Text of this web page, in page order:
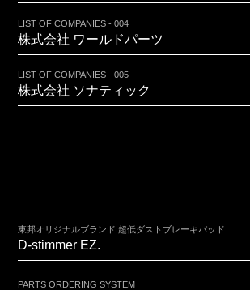
LIST OF COMPANIES - 004
株式会社 ワールドパーツ
LIST OF COMPANIES - 005
株式会社 ソナティック
東邦オリジナルブランド 超低ダストブレーキパッド
D-stimmer EZ.
PARTS ORDERING SYSTEM